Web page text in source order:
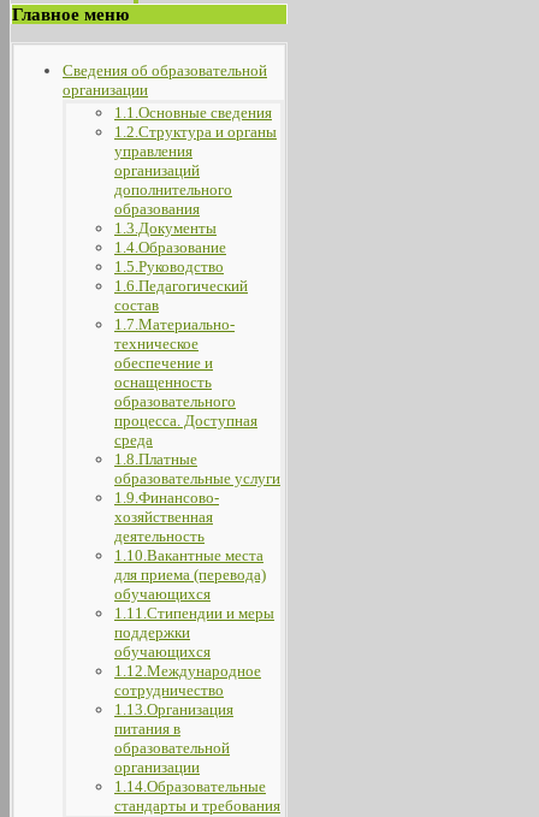
Главное меню
Сведения об образовательной
организации
1.1.Основные сведения
1.2.Структура и органы
управления
организаций
дополнительного
образования
1.3.Документы
1.4.Образование
1.5.Руководство
1.6.Педагогический
состав
1.7.Материально-
техническое
обеспечение и
оснащенность
образовательного
процесса. Доступная
среда
1.8.Платные
образовательные услуги
1.9.Финансово-
хозяйственная
деятельность
1.10.Вакантные места
для приема (перевода)
обучающихся
1.11.Стипендии и меры
поддержки
обучающихся
1.12.Международное
сотрудничество
1.13.Организация
питания в
образовательной
организации
1.14.Образовательные
стандарты и требования